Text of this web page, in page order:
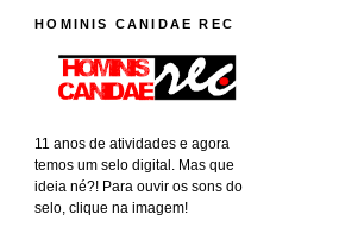
HOMINIS CANIDAE REC
11 anos de atividades e agora
temos um selo digital. Mas que
ideia né?! Para ouvir os sons do
selo, clique na imagem!